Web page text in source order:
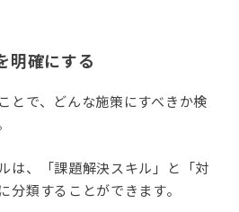
明確にする
とで、どんな施策にすべきか検
は、「課題解決スキル」と「対
分類することができます。